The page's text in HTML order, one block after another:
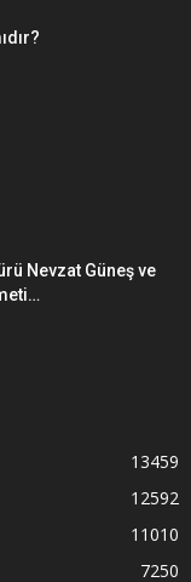
Nevzat Güneş ve
13459
12592
11010
7250